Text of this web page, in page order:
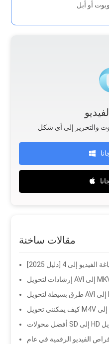
أو أبل
مقالات ساخنة
أقراص الفيديو الرقمية في عام